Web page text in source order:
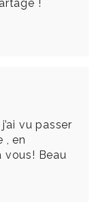
!
vu passer
, en
vous! Beau